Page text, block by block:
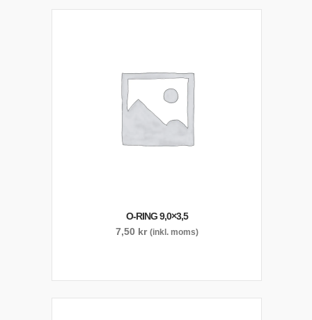
O-RING 9,0×3,5
7,50 kr (inkl. moms)